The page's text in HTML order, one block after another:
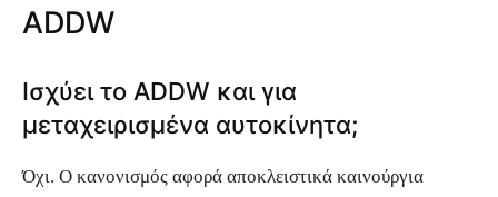
ADDW
Ισχύει το ADDW και για
μεταχειρισμένα αυτοκίνητα;
Όχι. Ο κανονισμός αφορά αποκλειστικά καινούργια